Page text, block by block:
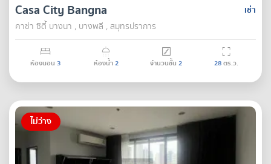
เช่า
Casa City Bangna
คาซ่า ซิตี้ บางนา , บางพลี , สมุทรปราการ
ห้องนอน 3 ห้องน้ำ2 จำนวนชั้น 2 28ตร.ว.
ไม่ว่าง